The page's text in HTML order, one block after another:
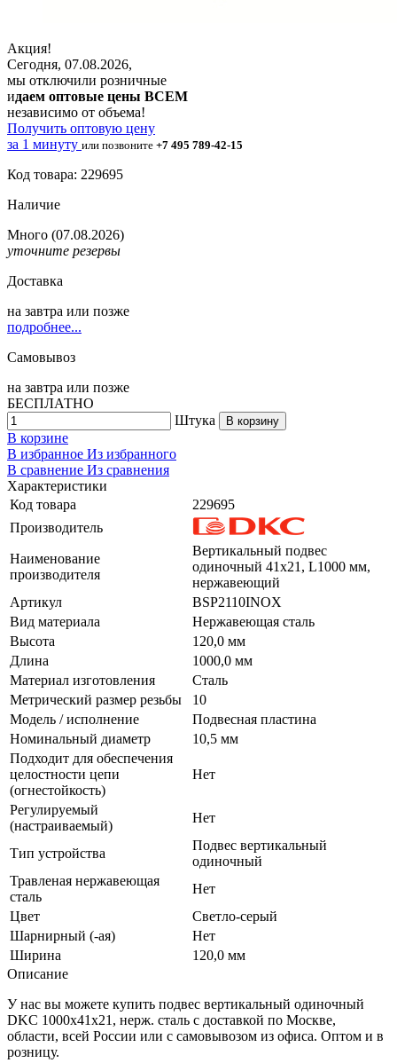
Акция!
Сегодня, 07.08.2026,
мы отключили розничные
идаем оптовые цены ВСЕМ
независимо от объема!
Получить оптовую цену
за 1 минуту или позвоните +7 495 789-42-15
Код товара: 229695
Наличие
Много (07.08.2026)
уточните резервы
Доставка
на завтра или позже
подробнее...
Самовывоз
на завтра или позже
БЕСПЛАТНО
Штука
В корзину
В корзине
В избранное Из избранного
В сравнение Из сравнения
Характеристики
Код товара
229695
Производитель
Наименование
производителя
Вертикальный подвес
одиночный 41х21, L1000 мм,
нержавеющий
Артикул
BSP2110INOX
Вид материала
Нержавеющая сталь
Высота
120,0 мм
Длина
1000,0 мм
Материал изготовления
Сталь
Метрический размер резьбы
10
Модель / исполнение
Подвесная пластина
Номинальный диаметр
10,5 мм
Подходит для обеспечения
целостности цепи
(огнестойкость)
Нет
Регулируемый
(настраиваемый)
Нет
Тип устройства
Подвес вертикальный
одиночный
Травленая нержавеющая
сталь
Нет
Цвет
Светло-серый
Шарнирный (-ая)
Нет
Ширина
120,0 мм
Описание
У нас вы можете купить подвес вертикальный одиночный
DKC 1000х41х21, нерж. сталь с доставкой по Москве,
области, всей России или с самовывозом из офиса. Оптом и в
розницу.